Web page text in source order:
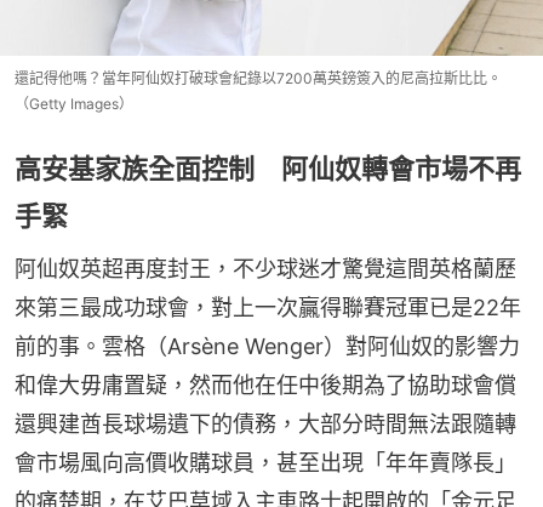
還記得他嗎？當年阿仙奴打破球會紀錄以7200萬英鎊簽入的尼高拉斯比比。
（Getty Images）
高安基家族全面控制 阿仙奴轉會市場不再
手緊
阿仙奴英超再度封王，不少球迷才驚覺這間英格蘭歷
來第三最成功球會，對上一次贏得聯賽冠軍已是22年
前的事。雲格（Arsène Wenger）對阿仙奴的影響力
和偉大毋庸置疑，然而他在任中後期為了協助球會償
還興建酋長球場遺下的債務，大部分時間無法跟隨轉
會市場風向高價收購球員，甚至出現「年年賣隊長」